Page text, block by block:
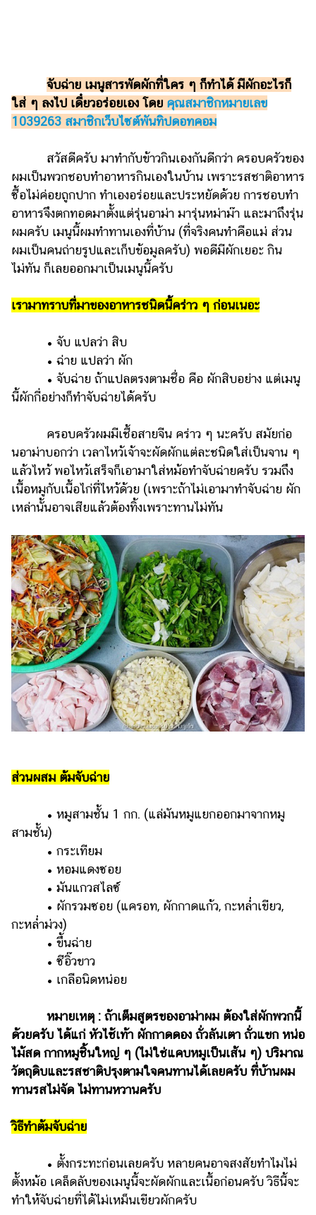
ราคา
ทอง
ราคา
น้ำมัน
วา
ไร
ตี้
แต่งงาน
แม่
Infographic
บริการ
แอปฯ
กระปุก
คอร์ส
เรียน
เลข
ออนไลน์
ติดต่อ
โฆษณา
แจ้ง
ปัญหา
ร่วม
งาน
กับ
จับฉ่าย เมนูสารพัดผักที่ใคร ๆ ก็ทำได้ มีผักอะไรก็
ใส่ ๆ ลงไป เดี๋ยวอร่อยเอง โดย คุณสมาชิกหมายเลข
1039263 สมาชิกเว็บไซต์พันทิปดอทคอม
สวัสดีครับ มาทำกับข้าวกินเองกันดีกว่า ครอบครัวของ
ผมเป็นพวกชอบทำอาหารกินเองในบ้าน เพราะรสชาติอาหาร
ซื้อไม่ค่อยถูกปาก ทำเองอร่อยและประหยัดด้วย การชอบทำ
อาหารจึงตกทอดมาตั้งแต่รุ่นอาม่า มารุ่นหม่าม๊า และมาถึงรุ่น
ผมครับ เมนูนี้ผมทำทานเองที่บ้าน (ที่จริงคนทำคือแม่ ส่วน
ผมเป็นคนถ่ายรูปและเก็บข้อมูลครับ) พอดีมีผักเยอะ กิน
ไม่ทัน ก็เลยออกมาเป็นเมนูนี้ครับ
เรามาทราบที่มาของอาหารชนิดนี้คร่าว ๆ ก่อนเนอะ
• จับ แปลว่า สิบ
• ฉ่าย แปลว่า ผัก
• จับฉ่าย ถ้าแปลตรงตามชื่อ คือ ผักสิบอย่าง แต่เมนู
นี้ผักกี่อย่างก็ทำจับฉ่ายได้ครับ
ครอบครัวผมมีเชื้อสายจีน คร่าว ๆ นะครับ สมัยก่อ
นอาม่าบอกว่า เวลาไหว้เจ้าจะผัดผักแต่ละชนิดใส่เป็นจาน ๆ
แล้วไหว้ พอไหว้เสร็จก็เอามาใส่หม้อทำจับฉ่ายครับ รวมถึง
เนื้อหมูกับเนื้อไก่ที่ไหว้ด้วย (เพราะถ้าไม่เอามาทำจับฉ่าย ผัก
เหล่านั้นอาจเสียแล้วต้องทิ้งเพราะทานไม่ทัน
ส่วนผสม ต้มจับฉ่าย
• หมูสามชั้น 1 กก. (แล่มันหมูแยกออกมาจากหมู
สามชั้น)
• กระเทียม
• หอมแดงซอย
• มันแกวสไลซ์
• ผักรวมซอย (แครอท, ผักกาดแก้ว, กะหล่ำเขียว,
กะหล่ำม่วง)
• ขึ้นฉ่าย
• ซีอิ๊วขาว
• เกลือนิดหน่อย
หมายเหตุ : ถ้าเต็มสูตรของอาม่าผม ต้องใส่ผักพวกนี้
ด้วยครับ ได้แก่ หัวไช้เท้า ผักกาดดอง ถั่วลันเตา ถั่วแขก หน่อ
ไม้สด กากหมูชิ้นใหญ่ ๆ (ไม่ใช่แคบหมูเป็นเส้น ๆ) ปริมาณ
วัตถุดิบและรสชาติปรุงตามใจคนทานได้เลยครับ ที่บ้านผม
ทานรสไม่จัด ไม่ทานหวานครับ
วิธีทำต้มจับฉ่าย
• ตั้งกระทะก่อนเลยครับ หลายคนอาจสงสัยทำไมไม่
ตั้งหม้อ เคล็ดลับของเมนูนี้จะผัดผักและเนื้อก่อนครับ วิธีนี้จะ
ทำให้จับฉ่ายที่ได้ไม่เหม็นเขียวผักครับ